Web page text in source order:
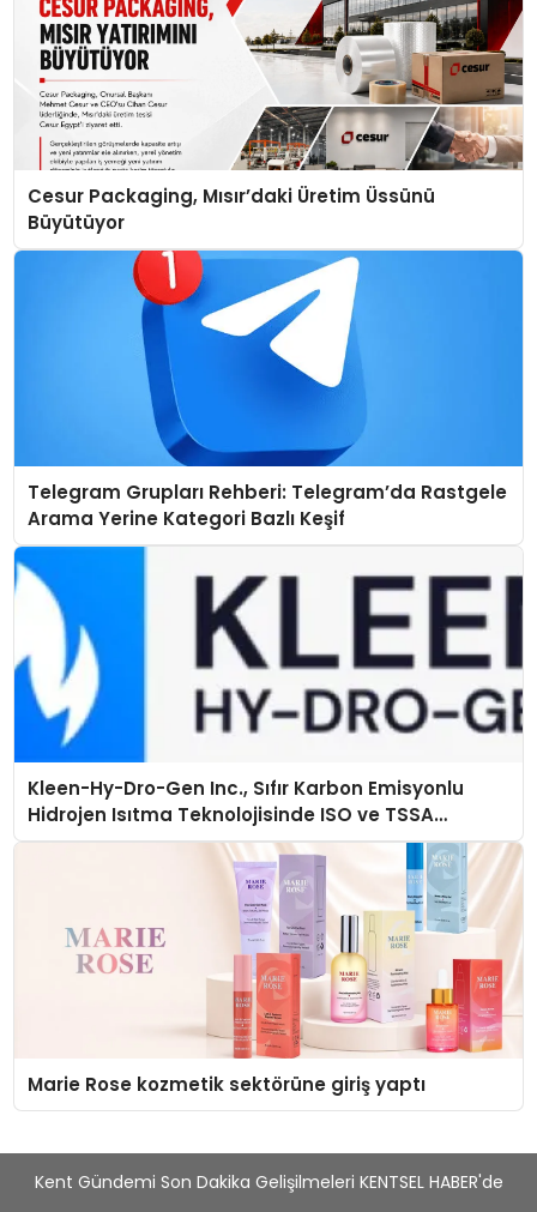
Cesur Packaging, Mısır’daki Üretim Üssünü
Büyütüyor
Telegram Grupları Rehberi: Telegram’da Rastgele
Arama Yerine Kategori Bazlı Keşif
Kleen-Hy-Dro-Gen Inc., Sıfır Karbon Emisyonlu
Hidrojen Isıtma Teknolojisinde ISO ve TSSA
Düzenleyici Onaylarını Aldı
Marie Rose kozmetik sektörüne giriş yaptı
Kent Gündemi Son Dakika Gelişilmeleri KENTSEL HABER'de